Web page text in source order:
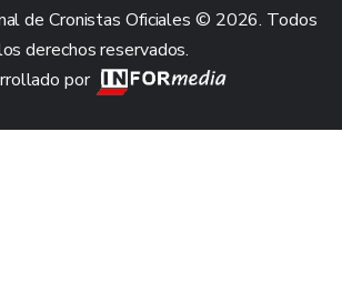
de Cronistas Oficiales © 2026. Todos
derechos reservados.
por